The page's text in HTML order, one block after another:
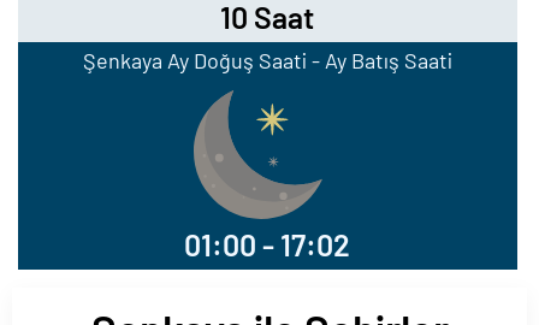
10 Saat
Şenkaya Ay Doğuş Saati - Ay Batış Saati
01:00 - 17:02